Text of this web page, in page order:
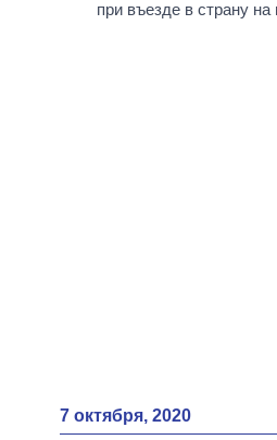
ГЛАВЫ
СРАВНЕНИЕ
при въезде в страну на
7 октября, 2020